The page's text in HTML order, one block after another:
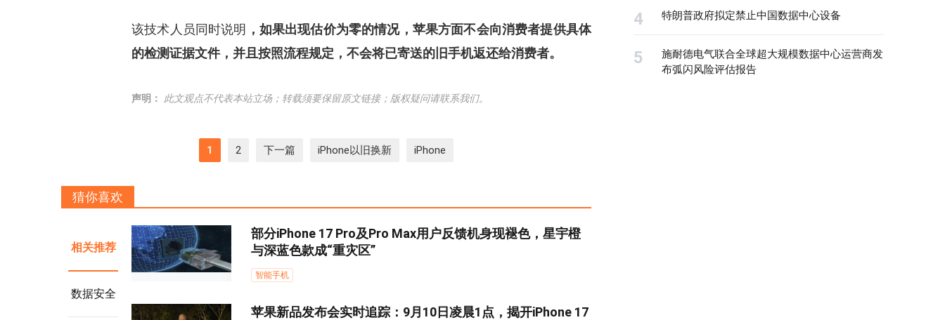
该技术人员同时说明 ，如果出现估价为零的情况，苹果方面不会向消费者提供具体
的检测证据文件，并且按照流程规定，不会将已寄送的旧手机返还给消费者。
声明： 此文观点不代表本站立场；转载须要保留原文链接；版权疑问请联系我们。
1 2 下一篇 iPhone以旧换新 iPhone
猜你喜欢
相关推荐
数据安全
部分iPhone 17 Pro及Pro Max用户反馈机身现褪色，星宇橙
与深蓝色款成“重灾区”
智能手机
苹果新品发布会实时追踪：9月10日凌晨1点，揭开iPhone 17
特朗普政府拟定禁止中国数据中心设备
施耐德电气联合全球超大规模数据中心运营商发
布弧闪风险评估报告